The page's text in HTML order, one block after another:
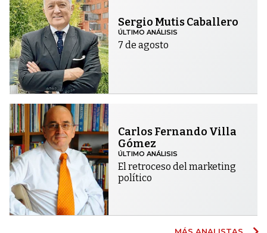
Sergio Mutis Caballero
ÚLTIMO ANÁLISIS
7 de agosto
Carlos Fernando Villa
Gómez
ÚLTIMO ANÁLISIS
El retroceso del marketing
político